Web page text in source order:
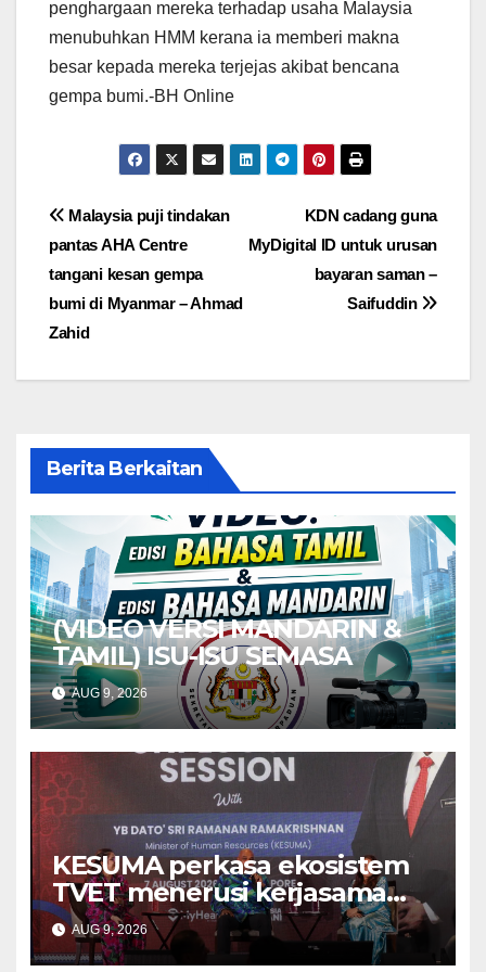
penghargaan mereka terhadap usaha Malaysia
menubuhkan HMM kerana ia memberi makna
besar kepada mereka terjejas akibat bencana
gempa bumi.-BH Online
Post
navigation
KDN cadang guna
MyDigital ID untuk urusan
bayaran saman –
Saifuddin
Malaysia puji tindakan
pantas AHA Centre
tangani kesan gempa
bumi di Myanmar – Ahmad
Zahid
Berita Berkaitan
(VIDEO VERSI MANDARIN &
TAMIL) ISU-ISU SEMASA
AUG 9, 2026
KESUMA perkasa ekosistem
TVET menerusi kerjasama
ADTEC-ITE Singapura –
Ramanan
AUG 9, 2026